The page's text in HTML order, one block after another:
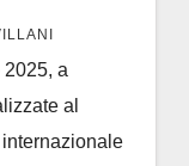
a
al